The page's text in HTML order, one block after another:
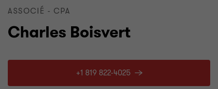
Charles Boisvert
ASSOCIÉ - CPA
+1 819 822-4025